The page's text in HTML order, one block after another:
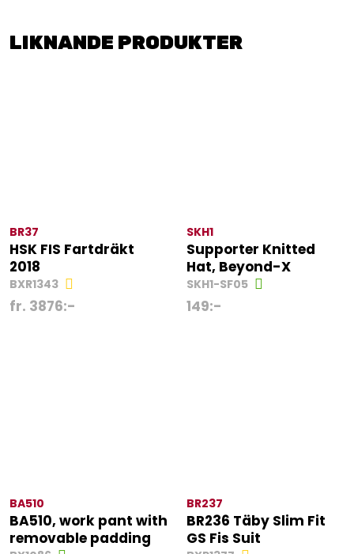
LIKNANDE PRODUKTER
BR37
HSK FIS Fartdräkt
2018
BXR1343
fr. 3876:-
SKH1
Supporter Knitted
Hat, Beyond-X
SKH1-SF05
149:-
BA510
BA510, work pant with
removable padding
BR237
BR236 Täby Slim Fit
GS Fis Suit